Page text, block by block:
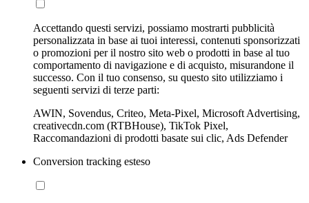
Accettando questi servizi, possiamo mostrarti pubblicità
personalizzata in base ai tuoi interessi, contenuti sponsorizzati
o promozioni per il nostro sito web o prodotti in base al tuo
comportamento di navigazione e di acquisto, misurandone il
successo. Con il tuo consenso, su questo sito utilizziamo i
seguenti servizi di terze parti:
AWIN, Sovendus, Criteo, Meta-Pixel, Microsoft Advertising,
creativecdn.com (RTBHouse), TikTok Pixel,
Raccomandazioni di prodotti basate sui clic, Ads Defender
Conversion tracking esteso